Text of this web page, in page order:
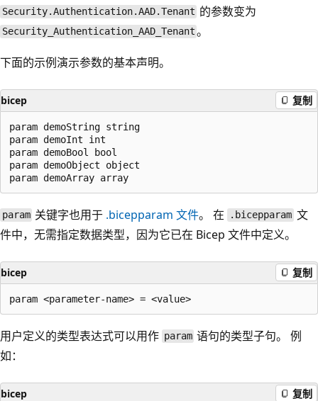
Security.Authentication.AAD.Tenant 的参数变为
Security_Authentication_AAD_Tenant 。
下面的示例演示参数的基本声明。
bicep 复制
param demoString string
param demoInt int
param demoBool bool
param demoObject object
param 关键字也用于 .bicepparam 文件。 在 .bicepparam 文
件中，无需指定数据类型，因为它已在 Bicep 文件中定义。
bicep 复制
用户定义的类型表达式可以用作 param 语句的类型子句。 例
如：
bicep 复制